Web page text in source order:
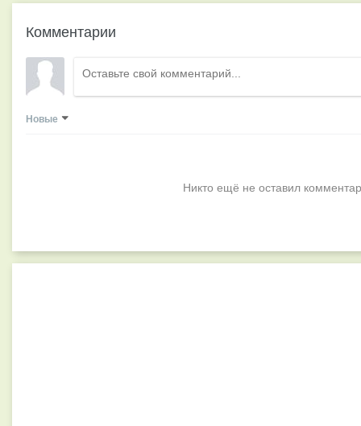
Комментарии
Новые
Никто ещё не оставил